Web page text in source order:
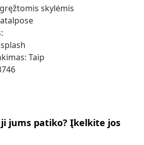
skylėmis
Taip
jums patiko? Įkelkite jos